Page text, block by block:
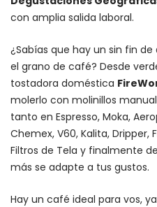
con amplia salida laboral.
¿Sabías que hay un sin fin
el grano de café? Desde
tostadora doméstica
molerlo con molinillos
tanto en Espresso, Moka,
Chemex, V60, Kalita, Dripper,
Filtros de Tela y finalmente
más se adapte a tus gustos.
Hay un café ideal para vos,